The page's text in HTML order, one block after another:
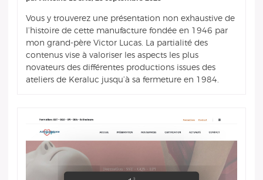
Vous y trouverez une présentation non exhaustive de
l’histoire de cette manufacture fondée en 1946 par
mon grand-père Victor Lucas. La partialité des
contenus vise à valoriser les aspects les plus
novateurs des différentes productions issues des
ateliers de Keraluc jusqu’à sa fermeture en 1984.